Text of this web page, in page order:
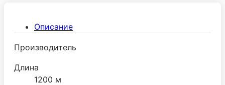
Описание
Производитель
Длина
1200 м